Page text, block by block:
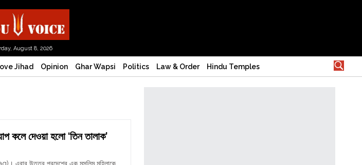
August 8, 2026
Jihad Opinion Ghar Wapsi Politics Law & Order Hindu Temples
কলে দেওয়া হলো ‘তিন তালাক’